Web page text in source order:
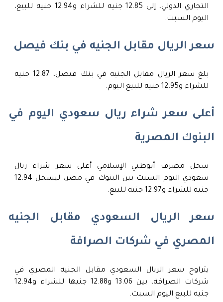
التجاري الدولي، إلى 12.85 جنيه للشراء و12.94 جنيه للبيع،
اليوم السبت.
سعر الريال مقابل الجنيه في بنك فيصل
بلغ سعر الريال مقابل الجنيه في بنك فيصل، 12.87 جنيه
للشراء و12.95 جنيه للبيع اليوم.
أعلى سعر شراء ريال سعودي اليوم في
البنوك المصرية
سجل مصرف أبوظبي الإسلامي أعلى سعر شراء ريال
سعودي اليوم السبت بين البنوك في مصر، ليسجل 12.94
جنيه للشراء و12.97 جنيه للبيع.
سعر الريال السعودي مقابل الجنيه
المصري في شركات الصرافة
يتراوح سعر الريال السعودي مقابل الجنيه المصري في
شركات الصرافة، بين 13.06 و12.88 جنيها للشراء و12.94
جنيه للبيع اليوم السبت.